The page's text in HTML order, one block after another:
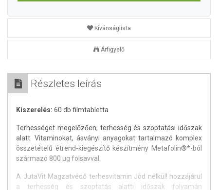
Kívánságlista
Árfigyelő
Részletes leírás
Kiszerelés: 60 db filmtabletta
Terhességet megelőzően, terhesség és szoptatási időszak
alatt. Vitaminokat, ásványi anyagokat tartalmazó komplex
összetételű étrend-kiegészítő készítmény Metafolin®*-ból
származó 800 μg folsavval.
A JutaVit Magzatvédő terhesvitamin Jód nélkül! hozzájárul
a terhesség és szoptatás alatti időszak folyamán